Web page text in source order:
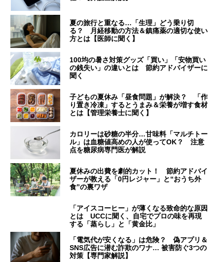
夏の旅行と重なる…「生理」どう乗り切
る？ 月経移動の方法＆鎮痛薬の適切な使い
方とは【医師に聞く】
100均の暑さ対策グッズ「買い」「安物買い
の銭失い」の違いとは 節約アドバイザーに
聞く
子どもの夏休み「昼食問題」が解決？ 「作
り置き冷凍」するとうまみ＆栄養が増す食材
とは【管理栄養士に聞く】
カロリーは砂糖の半分…甘味料「マルチトー
ル」は血糖値高めの人が使ってOK？ 注意
点を糖尿病専門医が解説
夏休みの出費を劇的カット！ 節約アドバイ
ザーが教える「0円レジャー」と“おうち外
食”の裏ワザ
「アイスコーヒー」が薄くなる致命的な原因
とは UCCに聞く、自宅でプロの味を再現
する「蒸らし」と「黄金比」
「電気代が安くなる」は危険？ 偽アプリ＆
SNS広告に潜む詐欺のワナ… 被害防ぐ3つの
対策【専門家解説】